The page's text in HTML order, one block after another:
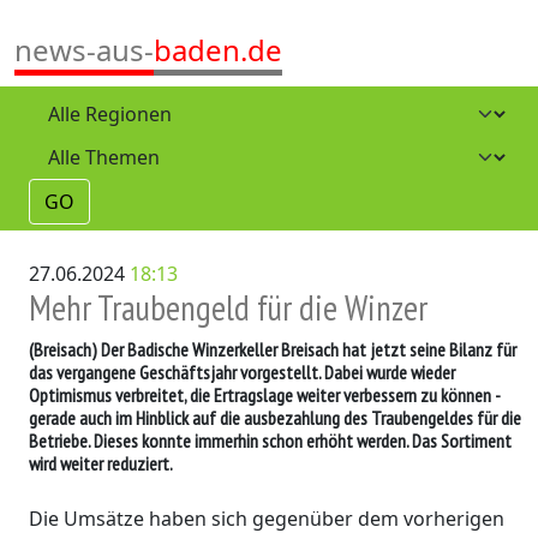
news-aus-baden.de
GO
27.06.2024 18:13
Mehr Traubengeld für die Winzer
(Breisach)Der Badische Winzerkeller Breisach hat jetzt seine Bilanz für
das vergangene Geschäftsjahr vorgestellt. Dabei wurde wieder
Optimismus verbreitet, die Ertragslage weiter verbessern zu können -
gerade auch im Hinblick auf die ausbezahlung des Traubengeldes für die
Betriebe. Dieses konnte immerhin schon erhöht werden. Das Sortiment
wird weiter reduziert.
Die Umsätze haben sich gegenüber dem vorherigen